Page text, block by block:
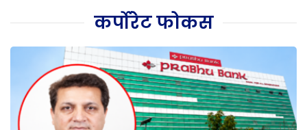
कर्पोरेट फोकस